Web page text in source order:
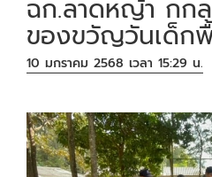
ฉก.ลาดหญ้า กก
ของขวัญวันเด็ก
10 มกราคม 2568 เวลา 15:29 น.